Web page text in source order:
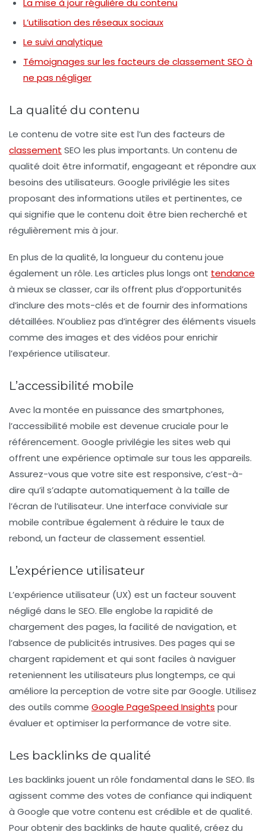
La mise à jour régulière du contenu
L’utilisation des réseaux sociaux
Le suivi analytique
Témoignages sur les facteurs de classement SEO à
ne pas négliger
La qualité du contenu
Le contenu de votre site est l’un des facteurs de
classement SEO les plus importants. Un contenu de
qualité doit être informatif, engageant et répondre aux
besoins des utilisateurs. Google privilégie les sites
proposant des informations utiles et pertinentes, ce
qui signifie que le contenu doit être bien recherché et
régulièrement mis à jour.
En plus de la qualité, la longueur du contenu joue
également un rôle. Les articles plus longs ont tendance
à mieux se classer, car ils offrent plus d’opportunités
d’inclure des mots-clés et de fournir des informations
détaillées. N’oubliez pas d’intégrer des éléments visuels
comme des images et des vidéos pour enrichir
l’expérience utilisateur.
L’accessibilité mobile
Avec la montée en puissance des smartphones,
l’accessibilité mobile est devenue cruciale pour le
référencement. Google privilégie les sites web qui
offrent une expérience optimale sur tous les appareils.
Assurez-vous que votre site est responsive, c’est-à-
dire qu’il s’adapte automatiquement à la taille de
l’écran de l’utilisateur. Une interface conviviale sur
mobile contribue également à réduire le taux de
rebond, un facteur de classement essentiel.
L’expérience utilisateur
L’expérience utilisateur (UX) est un facteur souvent
négligé dans le SEO. Elle englobe la rapidité de
chargement des pages, la facilité de navigation, et
l’absence de publicités intrusives. Des pages qui se
chargent rapidement et qui sont faciles à naviguer
reteniennent les utilisateurs plus longtemps, ce qui
améliore la perception de votre site par Google. Utilisez
des outils comme Google PageSpeed Insights pour
évaluer et optimiser la performance de votre site.
Les backlinks de qualité
Les backlinks jouent un rôle fondamental dans le SEO. Ils
agissent comme des votes de confiance qui indiquent
à Google que votre contenu est crédible et de qualité.
Pour obtenir des backlinks de haute qualité, créez du